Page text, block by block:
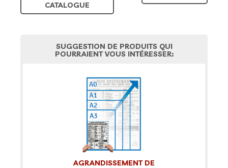
CATALOGUE
SUGGESTION DE PRODUITS QUI
POURRAIENT VOUS INTÉRESSER:
AGRANDISSEMENT DE